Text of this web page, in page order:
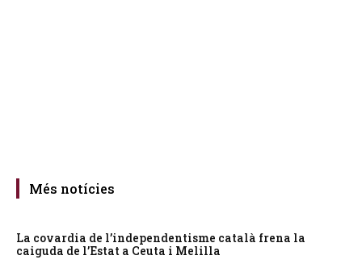
Més notícies
La covardia de l’independentisme català frena la
caiguda de l’Estat a Ceuta i Melilla